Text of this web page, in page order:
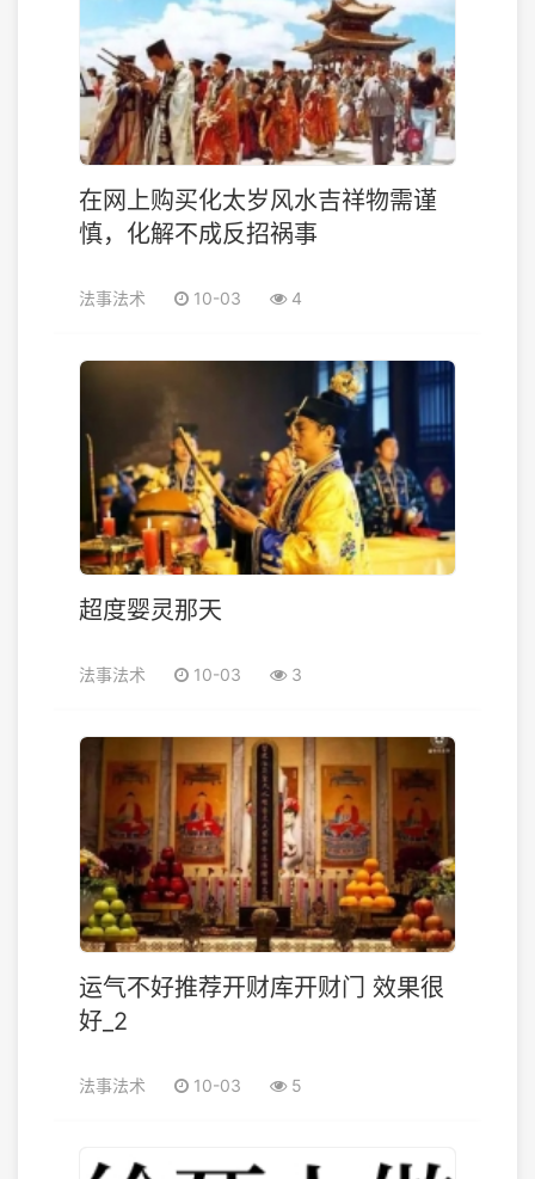
在网上购买化太岁风水吉祥物需谨
慎，化解不成反招祸事
法事法术 10-03 4
超度婴灵那天
法事法术 10-03 3
运气不好推荐开财库开财门 效果很
好_2
法事法术 10-03 5